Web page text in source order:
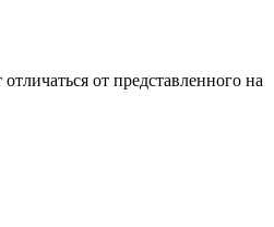
от представленного на